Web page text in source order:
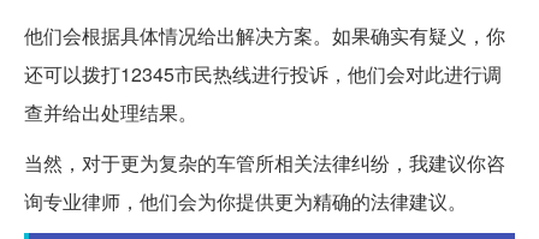
他们会根据具体情况给出解决方案。如果确实有疑义，你
还可以拨打12345市民热线进行投诉，他们会对此进行调
查并给出处理结果。
当然，对于更为复杂的车管所相关法律纠纷，我建议你咨
询专业律师，他们会为你提供更为精确的法律建议。